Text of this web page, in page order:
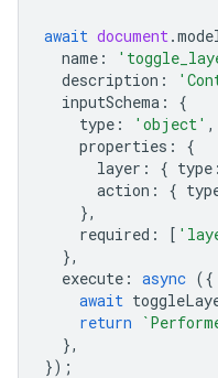
await document.
name :
description :
inputSchema :
{
type : 'object' ,
properties :
{
layer : { type :
action : {
},
required : [
},
execute : async ({
await
return
},
});